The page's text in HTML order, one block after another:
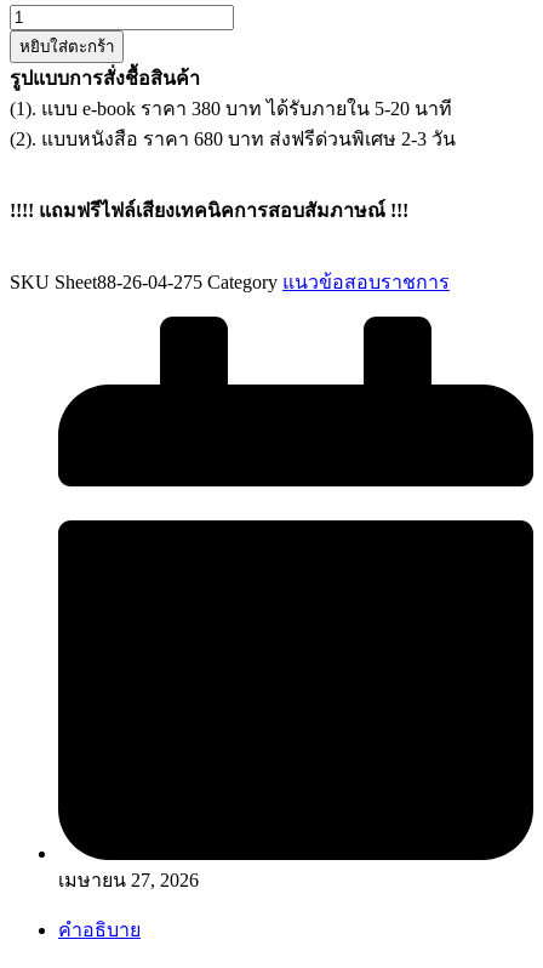
จำนวน
แนว
ข้อสอบ
นัก
พัฒนา
สำนักงาน
หยิบใส่ตะกร้า
รูปแบบการสั่งชื้อสินค้า
(1). แบบ e-book ราคา 380 บาท ได้รับภายใน 5-20 นาที
(2). แบบหนังสือ ราคา 680 บาท ส่งฟรีด่วนพิเศษ 2-3 วัน
!!!! แถมฟรีไฟล์เสียงเทคนิคการสอบสัมภาษณ์ !!!
SKU Sheet88-26-04-275 Category แนวข้อสอบราชการ
เมษายน 27, 2026
คำอธิบาย